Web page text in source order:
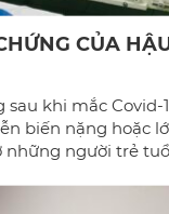
CỦA
khi mắc Covid-
biến nặng hoặc
những người trẻ